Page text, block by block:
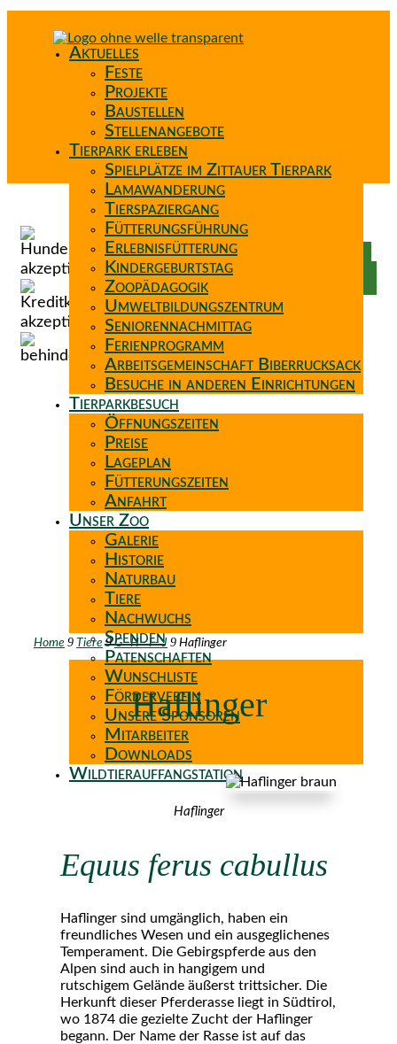
Aktuelles
Feste
Projekte
Baustellen
Stellenangebote
Tierpark erleben
Spielplätze im Zittauer Tierpark
Lamawanderung
Tierspaziergang
Fütterungsführung
Erlebnisfütterung
Kindergeburtstag
Zoopädagogik
Umweltbildungszentrum
Seniorennachmittag
Ferienprogramm
Arbeitsgemeinschaft Biberrucksack
Besuche in anderen Einrichtungen
Tierparkbesuch
Öffnungszeiten
Preise
Lageplan
Fütterungszeiten
Anfahrt
Unser Zoo
Galerie
Historie
Naturbau
Tiere
Nachwuchs
Spenden
Patenschaften
Wunschliste
Förderverein
Unsere Sponsoren
Mitarbeiter
Downloads
Wildtierauffangstation
Home 9 Tiere 9 G -H - I - J 9 Haflinger
Haflinger
Haflinger
Equus ferus cabullus
Haflinger sind umgänglich, haben ein
freundliches Wesen und ein ausgeglichenes
Temperament. Die Gebirgspferde aus den
Alpen sind auch in hangigem und
rutschigem Gelände äußerst trittsicher. Die
Herkunft dieser Pferderasse liegt in Südtirol,
wo 1874 die gezielte Zucht der Haflinger
begann. Der Name der Rasse ist auf das